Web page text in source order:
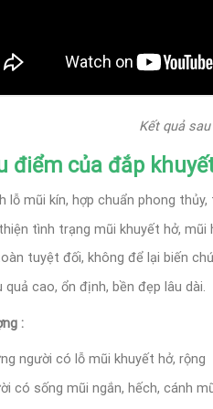
Kết quả
điểm của đắp
lỗ mũi kín, hợp chuẩn phong thủy,
tình trạng mũi khuyết hở, mũi
tuyệt đối, không để lại biến
quả cao, ổn định, bền đẹp lâu dài.
:
người có lỗ mũi khuyết hở, rộng
có sống mũi ngắn, hếch, cánh